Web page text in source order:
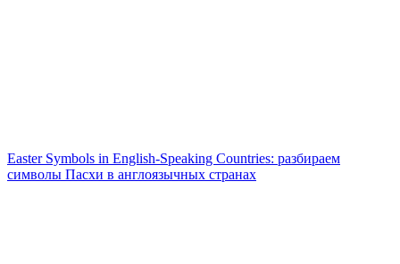
Easter Symbols in English‑Speaking Countries: разбираем
символы Пасхи в англоязычных странах